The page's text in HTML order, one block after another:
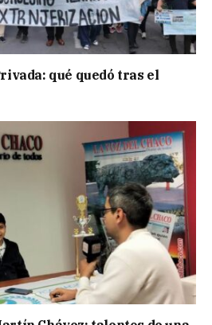
qué quedó tras el